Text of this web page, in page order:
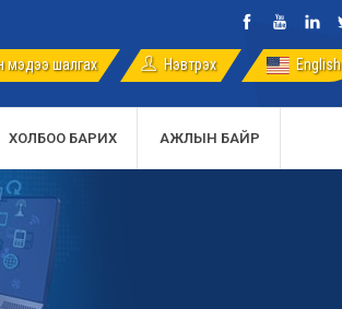
мэдээ шалгах Нэвтрэх English
ХОЛБОО БАРИХ АЖЛЫН БАЙР